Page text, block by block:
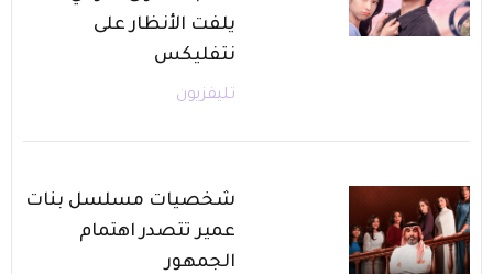
يلفت الأنظار على
نتفليكس
تليفزيون
شخصيات مسلسل بنات
عمير تتصدر اهتمام
الجمهور